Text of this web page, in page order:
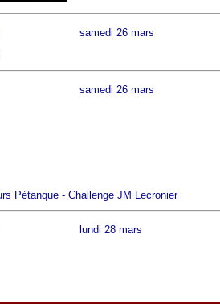
samedi 26 mars
samedi 26 mars
Pétanque - Challenge JM Lecronier
lundi 28 mars